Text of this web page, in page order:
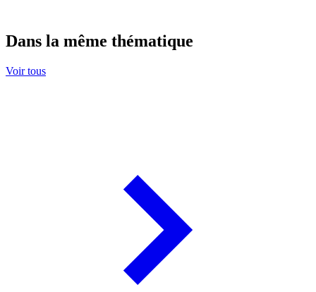
Dans la même thématique
Voir tous